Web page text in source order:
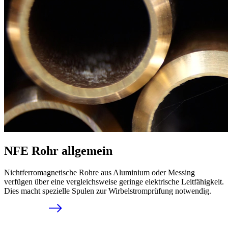
NFE Rohr allgemein
Nichtferromagnetische Rohre aus Aluminium oder Messing
verfügen über eine vergleichsweise geringe elektrische Leitfähigkeit.
Dies macht spezielle Spulen zur Wirbelstromprüfung notwendig.